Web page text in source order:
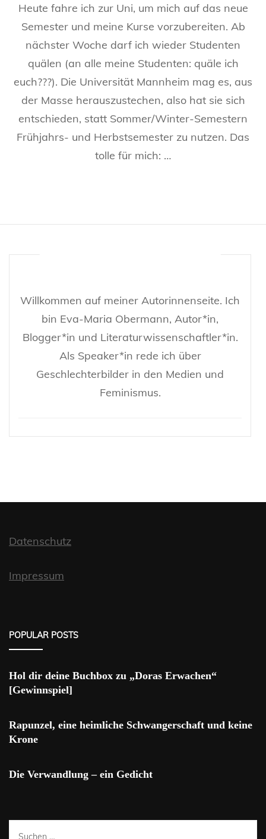
zum
Heute fahre ich zur Uni, um mich auf das neue
Semester und meine Kurse vorzubereiten. Ab
nächster Woche darf ich wieder Studenten
quälen (an alle meine Studenten: quäle ich
euch???). Die Universität Mannheim mag es, aus
der Masse herauszustechen, also hat sie sich
entschieden, statt Sommer/Winter-Semestern
Frühjahrs- und Herbstsemester zu nutzen. Das
tolle für mich: …
Willkommen auf meiner Autorinnenseite. Ich
bin Eva-Maria Obermann, Autor*in,
Blogger*in und Literaturwissenschaftler*in.
Als Speaker*in rede ich über
Geschlechterbilder in den Medien und
Feminismus.
Datenschutz
Impressum
POPULAR POSTS
Hol dir deine Buchbox zu „Doras Erwachen“
[Gewinnspiel]
Rapunzel, eine heimliche Schwangerschaft und keine
Krone
Die Verwandlung – ein Gedicht
Suchen